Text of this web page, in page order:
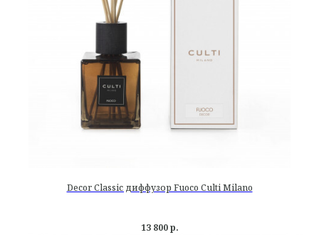
Decor Classic диффузор Fuoco Culti Milano
13 800 р.